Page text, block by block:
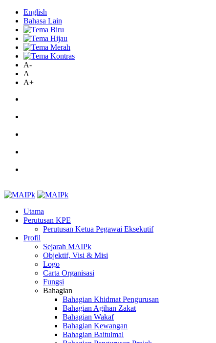
English
Bahasa Lain
A-
A
A+
Utama
Perutusan KPE
Perutusan Ketua Pegawai Eksekutif
Profil
Sejarah MAIPk
Objektif, Visi & Misi
Logo
Carta Organisasi
Fungsi
Bahagian
Bahagian Khidmat Pengurusan
Bahagian Agihan Zakat
Bahagian Wakaf
Bahagian Kewangan
Bahagian Baitulmal